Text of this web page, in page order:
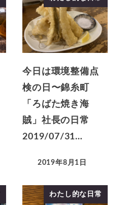
今日は環境整備点
検の日〜錦糸町
「ろばた焼き海
賊」社長の日常
2019/07/31…
2019年8月1日
わたし的な日常